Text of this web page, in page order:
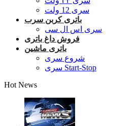
سری 12 ولت
باتری کربن سرب
سری اس ال سی
فروش داغ باتری
باتری ماشین
شروع سری
سری Start-Stop
Hot News